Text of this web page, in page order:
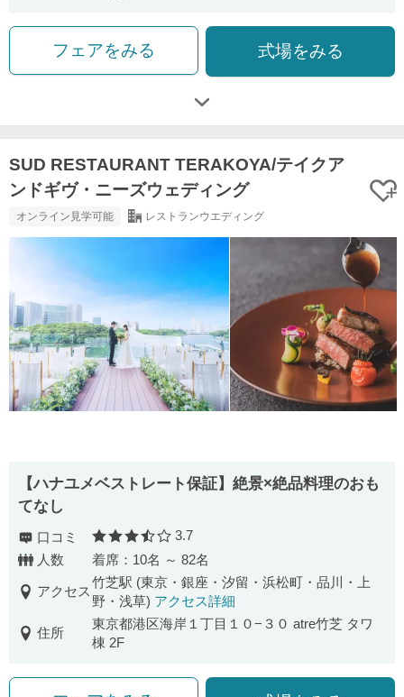
フェアをみる 式場をみる
SUD RESTAURANT TERAKOYA/テイクア
ンドギヴ・ニーズウェディング
オンライン見学可能 レストランウエディング
【ハナユメベストレート保証】絶景×絶品料理のおも
てなし
口コミ 口コミ評価
3.7
人数
着席：10名 ～ 82名
アクセス
竹芝駅 (東京・銀座・汐留・浜松町・品川・上
野・浅草) アクセス詳細
住所
東京都港区海岸１丁目１０−３０ atre竹芝 タワ
棟 2F